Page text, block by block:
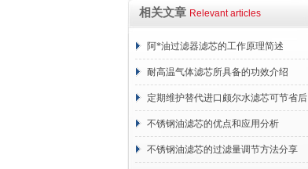
相关文章 Relevant articles
阿*油过滤器滤芯的工作原理简述
耐高温气体滤芯所具备的功效介绍
定期维护替代进口颇尔水滤芯可节省后
续更换成本
不锈钢油滤芯的优点和应用分析
不锈钢油滤芯的过滤量调节方法分享